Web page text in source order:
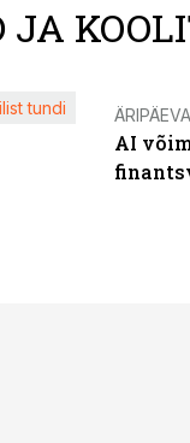
tundi
AI